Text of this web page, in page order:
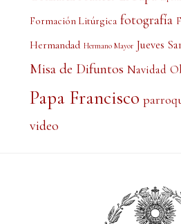
Formación Litúrgica fotografía
Hermandad Hermano Mayor Jueves
Misa de Difuntos Navidad
Papa Francisco
video